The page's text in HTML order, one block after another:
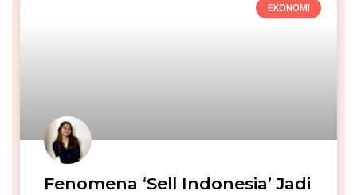
EKONOMI
Fenomena ‘Sell Indonesia’ Jadi